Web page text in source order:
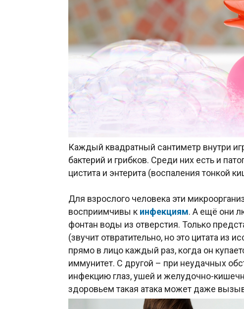
Каждый квадратный сантиметр внутри
бактерий и грибков. Среди них есть и
цистита и энтерита (воспаления тонкой
Для взрослого человека эти
восприимчивы к инфекциям. А ещё они
фонтан воды из отверстия. Только
(звучит отвратительно, но это цитата из
прямо в лицо каждый раз, когда он
иммунитет. С другой – при неудачных
инфекцию глаз, ушей и желудочно-
здоровьем такая атака может даже